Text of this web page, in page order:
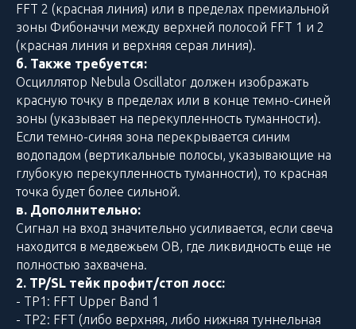
FFT 2 (красная линия) или в пределах премиальной
зоны Фибоначчи между верхней полосой FFT 1 и 2
(красная линия и верхняя серая линия).
б. Также требуется:
Осциллятор Nebula Oscillator должен изображать
красную точку в пределах или в конце темно-синей
зоны (указывает на перекупленность туманности).
Если темно-синяя зона перекрывается синим
водопадом (вертикальные полосы, указывающие на
глубокую перекупленность туманности), то красная
точка будет более сильной.
в. Дополнительно:
Сигнал на вход значительно усиливается, если свеча
находится в медвежьем OB, где ликвидность еще не
полностью захвачена.
2. TP/SL тейк профит/стоп лосс:
- TP1: FFT Upper Band 1
- TP2: FFT (либо верхняя, либо нижняя туннельная